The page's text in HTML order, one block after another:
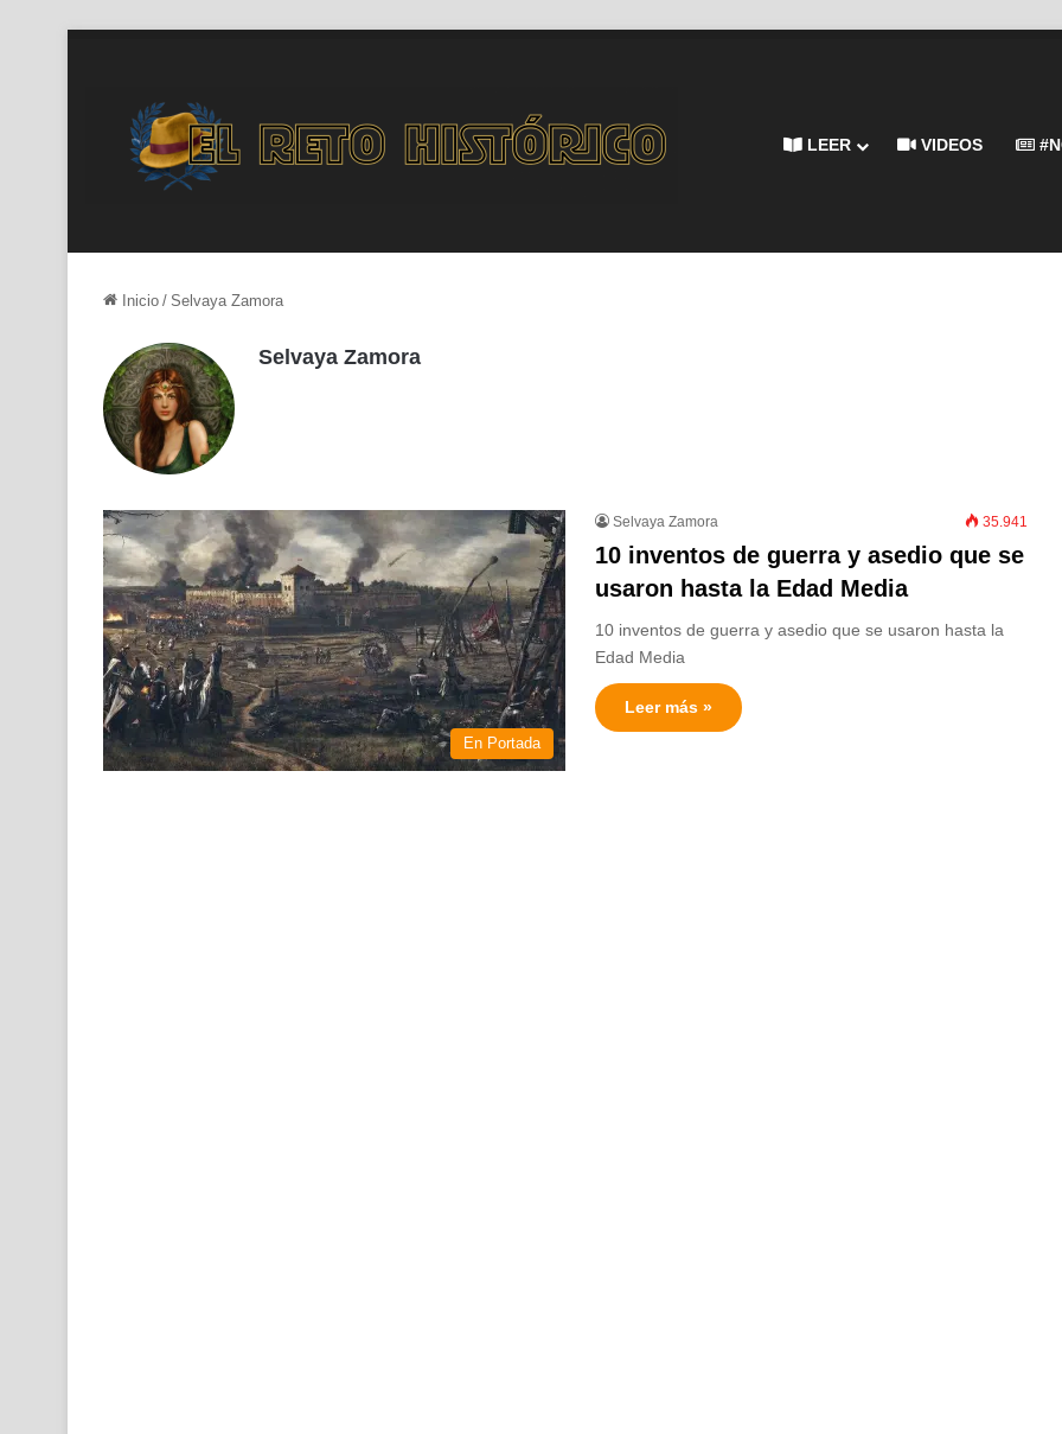
LEER VIDEOS
Inicio / Selvaya Zamora
Selvaya Zamora
En Portada
Selvaya Zamora 35.941
10 inventos de guerra y asedio que se
usaron hasta la Edad Media
10 inventos de guerra y asedio que se usaron hasta la
Edad Media
Leer más »